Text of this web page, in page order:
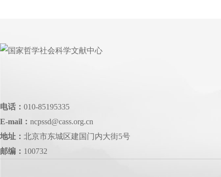
电话： 010-85195335
E-mail： ncpssd@cass.org.cn
地址： 北京市东城区建国门内大街5号
邮编： 100732